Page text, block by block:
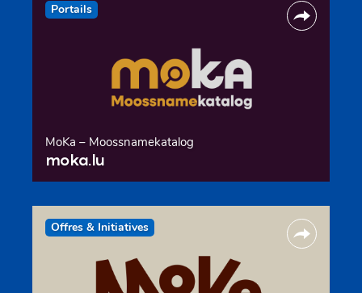
Portails
MoKa – Moossnamekatalog
moka.lu
Offres & Initiatives